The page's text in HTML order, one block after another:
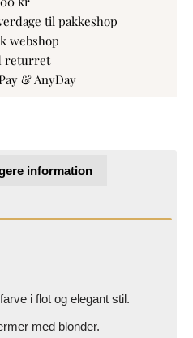
til pakkeshop
webshop
returret
& AnyDay
information
i flot og elegant stil.
med blonder.